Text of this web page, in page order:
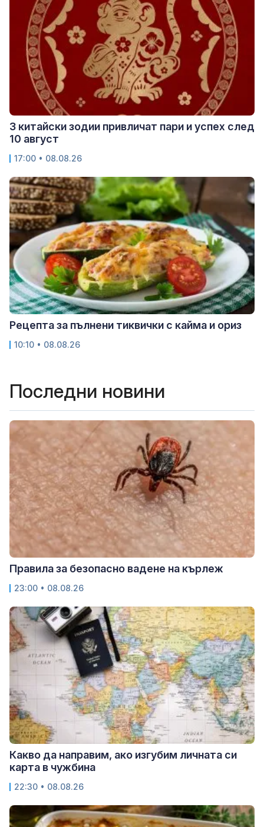
3 китайски зодии привличат пари и успех след
10 август
17:00 • 08.08.26
Рецепта за пълнени тиквички с кайма и ориз
10:10 • 08.08.26
Последни новини
Правила за безопасно вадене на кърлеж
23:00 • 08.08.26
Какво да направим, ако изгубим личната си
карта в чужбина
22:30 • 08.08.26